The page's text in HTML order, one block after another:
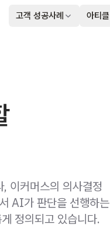
고객 성공사례 아티클
이커머스의 의사결정
AI가 판단을 선행하는
정의되고 있습니다.